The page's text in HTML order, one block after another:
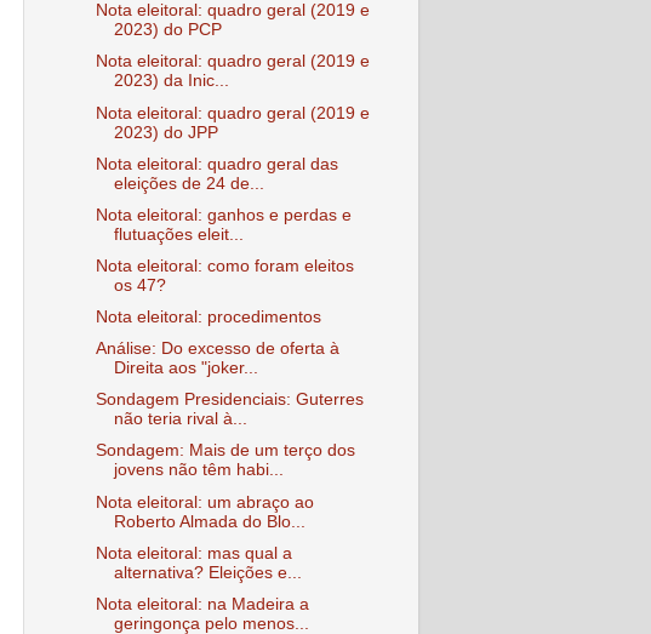
Nota eleitoral: quadro geral (2019 e
2023) do PCP
Nota eleitoral: quadro geral (2019 e
2023) da Inic...
Nota eleitoral: quadro geral (2019 e
2023) do JPP
Nota eleitoral: quadro geral das
eleições de 24 de...
Nota eleitoral: ganhos e perdas e
flutuações eleit...
Nota eleitoral: como foram eleitos
os 47?
Nota eleitoral: procedimentos
Análise: Do excesso de oferta à
Direita aos "joker...
Sondagem Presidenciais: Guterres
não teria rival à...
Sondagem: Mais de um terço dos
jovens não têm habi...
Nota eleitoral: um abraço ao
Roberto Almada do Blo...
Nota eleitoral: mas qual a
alternativa? Eleições e...
Nota eleitoral: na Madeira a
geringonça pelo menos...